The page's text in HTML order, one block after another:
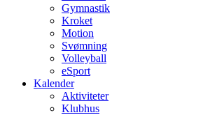
Gymnastik
Kroket
Motion
Svømning
Volleyball
eSport
Kalender
Aktiviteter
Klubhus